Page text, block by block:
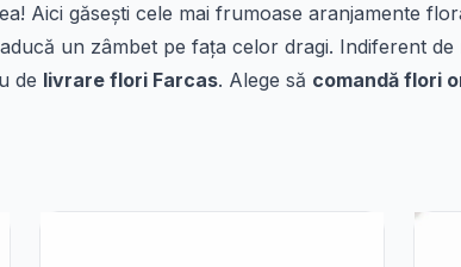
Aici găsești cele mai frumoase aranjamente
un zâmbet pe fața celor dragi. Indiferent
de livrare flori Farcas. Alege să comandă flori